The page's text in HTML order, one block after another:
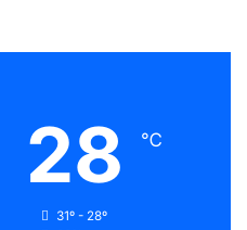
28 ℃
31º - 28º